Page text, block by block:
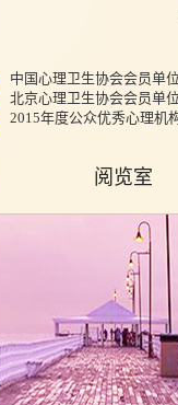
中国心理卫生协会会员单位
北京心理卫生协会会员单位
2015年度公众优秀心理机
阅览室